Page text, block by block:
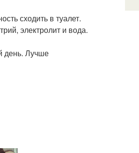
сходить в туалет.
электролит и вода.
день. Лучше